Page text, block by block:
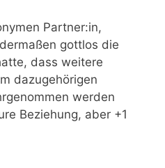
Partner:in,
gottlos die
dass weitere
dazugehörigen
werden
Beziehung, aber +1